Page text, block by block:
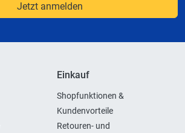
Jetzt anmelden
Einkauf
Shopfunktionen &
Kundenvorteile
Retouren- und